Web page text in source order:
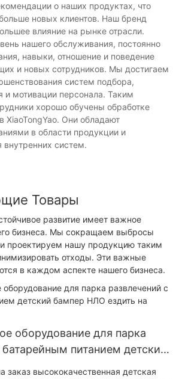
о наших продуктах, что
новых клиентов. Наш бренд
влияние на рынке отрасли.
нашего обслуживания, постоянно
навыки, отношение и поведение
и новых сотрудников. Мы достигаем
систем подбора,
и мотивации персонала. Таким
хорошо обучены обработке
XiaoTongYao. Они обладают
в области продукции и
систем.
Товары
развитие имеет важное
бизнеса. Мы сокращаем выбросы
проектируем нашу продукцию таким
отходы. Эти важные
в каждом аспекте нашего бизнеса.
оборудование для парка
батарейным питанием детский
на автомобиле